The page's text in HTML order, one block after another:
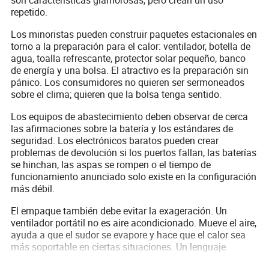
repetido.
Los minoristas pueden construir paquetes estacionales en
torno a la preparación para el calor: ventilador, botella de
agua, toalla refrescante, protector solar pequeño, banco
de energía y una bolsa. El atractivo es la preparación sin
pánico. Los consumidores no quieren ser sermoneados
sobre el clima; quieren que la bolsa tenga sentido.
Los equipos de abastecimiento deben observar de cerca
las afirmaciones sobre la batería y los estándares de
seguridad. Los electrónicos baratos pueden crear
problemas de devolución si los puertos fallan, las baterías
se hinchan, las aspas se rompen o el tiempo de
funcionamiento anunciado solo existe en la configuración
más débil.
El empaque también debe evitar la exageración. Un
ventilador portátil no es aire acondicionado. Mueve el aire,
ayuda a que el sudor se evapore y hace que el calor sea
más soportable en ciertas situaciones. Un lenguaje